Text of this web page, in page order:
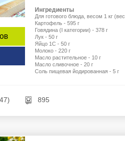
Ингредиенты
Для готового блюда, весом 1 кг
Картофель - 595 г
Говядина (I категории) - 378 г
Лук - 50 г
Яйцо 1С - 50 г
Молоко - 220 г
Масло растительное - 10 г
Масло сливочное - 20 г
Соль пищевая йодированная - 5 г
895